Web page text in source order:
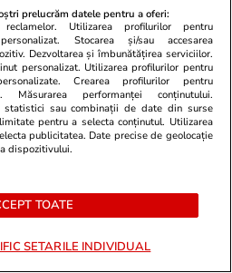
august 2026: peste
avertizări de caniculă și
zonelor afectate
06 aug.
6 august 2026. Numerele
– urări pe care să le
prelucrăm datele pentru a oferi:
reclamelor. Utilizarea profilurilor pentru
Stocarea și/sau accesarea
Dezvoltarea și îmbunătățirea serviciilor.
personalizat. Utilizarea profilurilor pentru
Crearea profilurilor pentru
Măsurarea performanței conținutului.
statistici sau combinații de date din surse
pentru a selecta conținutul. Utilizarea
publicitatea. Date precise de geolocație
dispozitivului.
TOATE
SETARILE INDIVIDUAL